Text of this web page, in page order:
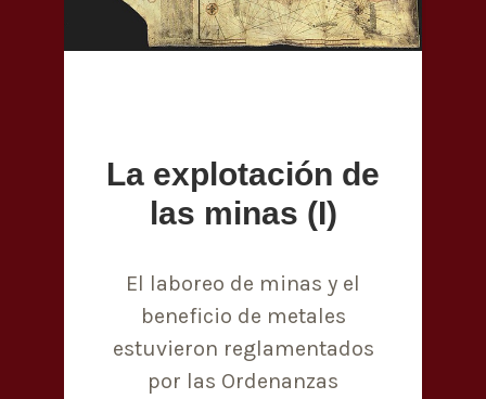
La explotación de
las minas (I)
El laboreo de minas y el
beneficio de metales
estuvieron reglamentados
por las Ordenanzas